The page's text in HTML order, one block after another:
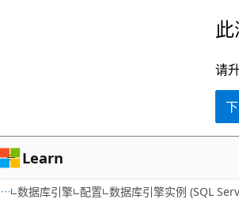
容
请
Learn
数据库引擎 配置 数据库引擎实例 (SQL